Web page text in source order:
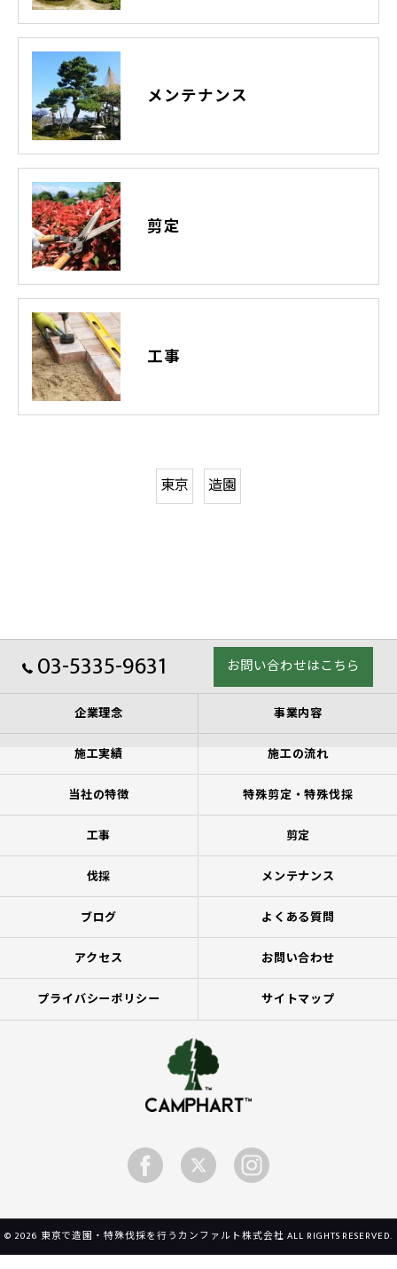
メンテナンス
剪定
工事
東京 造園
03-5335-9631 お問い合わせはこちら
企業理念 事業内容
施工実績 施工の流れ
当社の特徴 特殊剪定・特殊伐採
工事 剪定
伐採 メンテナンス
ブログ よくある質問
アクセス お問い合わせ
プライバシーポリシー サイトマップ
© 2026 東京で造園・特殊伐採を行うカンファルト株式会社 ALL RIGHTS RESERVED.